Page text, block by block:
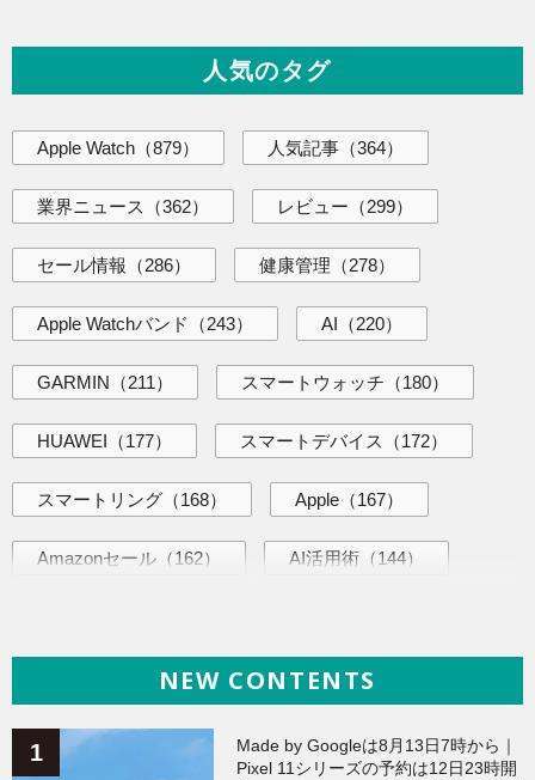
人気のタグ
Apple Watch （879） 人気記事 （364）
業界ニュース （362） レビュー （299）
セール情報 （286） 健康管理 （278）
Apple Watchバンド （243） AI （220）
GARMIN （211） スマートウォッチ （180）
HUAWEI （177） スマートデバイス （172）
スマートリング （168） Apple （167）
Amazonセール （162） AI活用術 （144）
ガジェット（134）
Galaxy（133） ワークアウト （131）
NEW CONTENTS
Made by Googleは8月13日7時から｜
Pixel 11シリーズの予約は12日23時開